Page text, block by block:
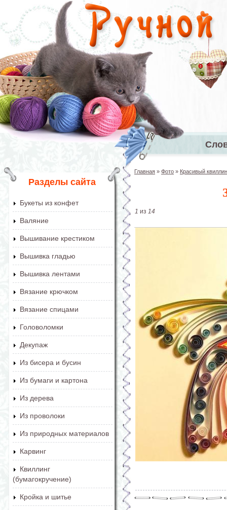
Перейти к основному содержанию
Главное
Разделы сайта
Букеты из конфет
Валяние
Вышивание крестиком
Вышивка гладью
Вышивка лентами
Вязание крючком
Вязание спицами
Головоломки
Декупаж
Из бисера и бусин
Из бумаги и картона
Из дерева
Из проволоки
Из природных материалов
Карвинг
Квиллинг
(бумагокручение)
Кройка и шитье
Главная » Фото » Красивый
1 из 14